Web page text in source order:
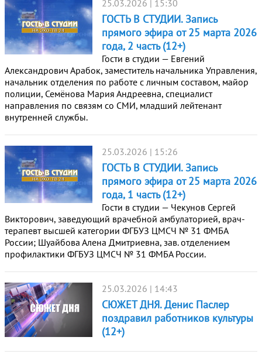
25.03.2026 | 15:30
ГОСТЬ В СТУДИИ. Запись
прямого эфира от 25 марта 2026
года, 2 часть (12+)
Гости в студии — Евгений
Александрович Арабок, заместитель начальника Управления,
начальник отделения по работе с личным составом, майор
полиции, Семёнова Мария Андреевна, специалист
направления по связям со СМИ, младший лейтенант
внутренней службы.
25.03.2026 | 15:26
ГОСТЬ В СТУДИИ. Запись
прямого эфира от 25 марта 2026
года, 1 часть (12+)
Гости в студии — Чекунов Сергей
Викторович, заведующий врачебной амбулаторией, врач-
терапевт высшей категории ФГБУЗ ЦМСЧ № 31 ФМБА
России; Шуайбова Алена Дмитриевна, зав. отделением
профилактики ФГБУЗ ЦМСЧ № 31 ФМБА России.
25.03.2026 | 14:43
СЮЖЕТ ДНЯ. Денис Паслер
поздравил работников культуры
(12+)